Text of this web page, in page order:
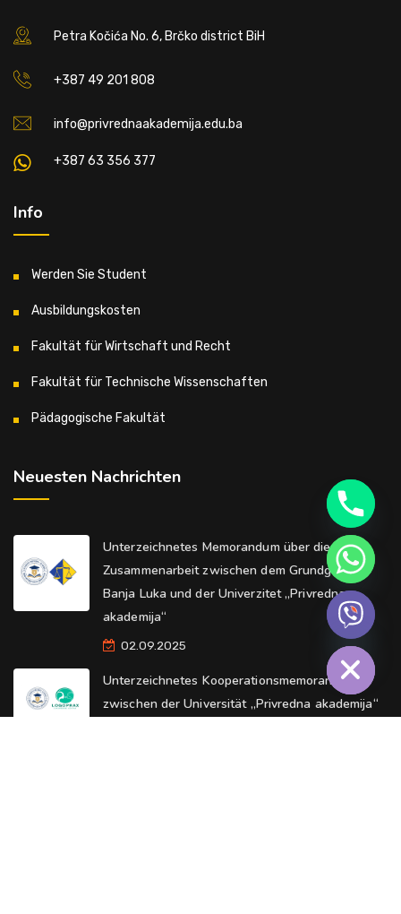
Petra Kočića No. 6, Brčko district BiH
+387 49 201 808
info@privrednaakademija.edu.ba
+387 63 356 377
Info
Werden Sie Student
Ausbildungskosten
Fakultät für Wirtschaft und Recht
Fakultät für Technische Wissenschaften
Pädagogische Fakultät
Neuesten Nachrichten
Unterzeichnetes Memorandum über die
Zusammenarbeit zwischen dem Grundgericht
Banja Luka und der Univerzitet „Privredna
akademija“
02.09.2025
Unterzeichnetes Kooperationsmemorandum
zwischen der Universität „Privredna akademija“
Hide chaty